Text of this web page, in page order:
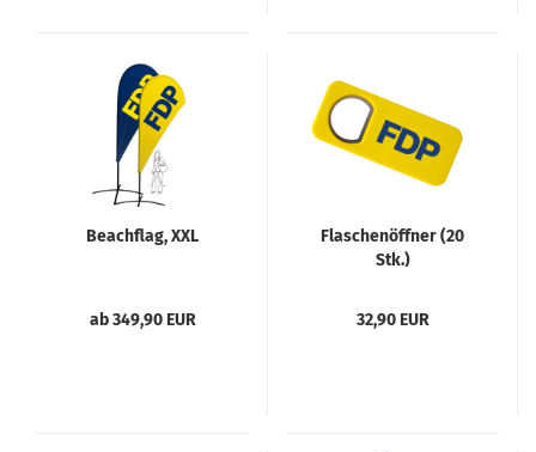
Beachflag, XXL
ab 349,90 EUR
Flaschenöffner (20
Stk.)
32,90 EUR